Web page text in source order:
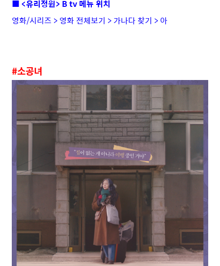
■ <유리정원> B tv 메뉴 위치
영화/시리즈 > 영화 전체보기 > 가나다 찾기 > 아
#소공녀